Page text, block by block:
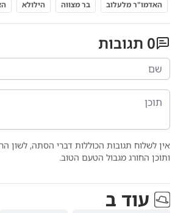
האדמו"ר מלעלוב בר מצווה הילולא
0 תגובות
אין לשלוח תגובות הכוללות דברי הסתה, לשון
ותוכן החורג מגבול הטעם הטוב.
עוד ב